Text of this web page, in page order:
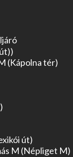
(Kápolna tér)
út)
M (Népliget M)